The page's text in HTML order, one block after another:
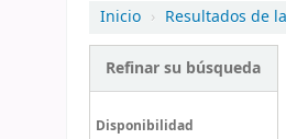
Inicio › Resultados de
Refinar su búsqueda
Disponibilidad